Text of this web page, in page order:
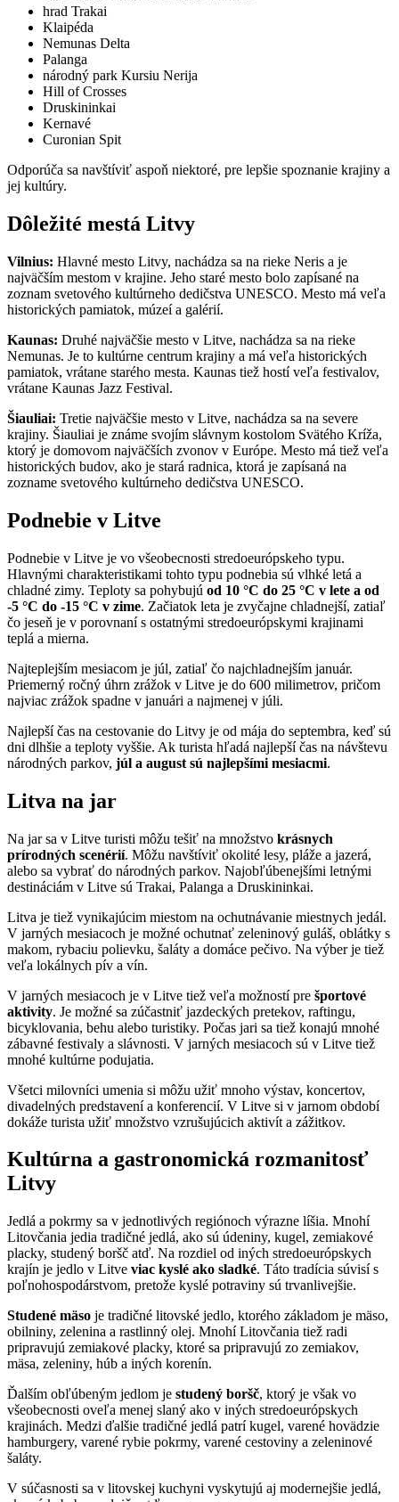
hrad Trakai
Klaipéda
Nemunas Delta
Palanga
národný park Kursiu Nerija
Hill of Crosses
Druskininkai
Kernavé
Curonian Spit
Odporúča sa navštíviť aspoň niektoré, pre lepšie spoznanie krajiny a
jej kultúry.
Dôležité mestá Litvy
Vilnius: Hlavné mesto Litvy, nachádza sa na rieke Neris a je
najväčším mestom v krajine. Jeho staré mesto bolo zapísané na
zoznam svetového kultúrneho dedičstva UNESCO. Mesto má veľa
historických pamiatok, múzeí a galérií.
Kaunas: Druhé najväčšie mesto v Litve, nachádza sa na rieke
Nemunas. Je to kultúrne centrum krajiny a má veľa historických
pamiatok, vrátane starého mesta. Kaunas tiež hostí veľa festivalov,
vrátane Kaunas Jazz Festival.
Šiauliai: Tretie najväčšie mesto v Litve, nachádza sa na severe
krajiny. Šiauliai je známe svojím slávnym kostolom Svätého Kríža,
ktorý je domovom najväčších zvonov v Európe. Mesto má tiež veľa
historických budov, ako je stará radnica, ktorá je zapísaná na
zozname svetového kultúrneho dedičstva UNESCO.
Podnebie v Litve
Podnebie v Litve je vo všeobecnosti stredoeurópskeho typu.
Hlavnými charakteristikami tohto typu podnebia sú vlhké letá a
chladné zimy. Teploty sa pohybujú od 10 °C do 25 °C v lete a od
-5 °C do -15 °C v zime. Začiatok leta je zvyčajne chladnejší, zatiaľ
čo jeseň je v porovnaní s ostatnými stredoeurópskymi krajinami
teplá a mierna.
Najteplejším mesiacom je júl, zatiaľ čo najchladnejším január.
Priemerný ročný úhrn zrážok v Litve je do 600 milimetrov, pričom
najviac zrážok spadne v januári a najmenej v júli.
Najlepší čas na cestovanie do Litvy je od mája do septembra, keď sú
dni dlhšie a teploty vyššie. Ak turista hľadá najlepší čas na návštevu
národných parkov, júl a august sú najlepšími mesiacmi.
Litva na jar
Na jar sa v Litve turisti môžu tešiť na množstvo krásnych
prírodných scenérií. Môžu navštíviť okolité lesy, pláže a jazerá,
alebo sa vybrať do národných parkov. Najobľúbenejšími letnými
destináciám v Litve sú Trakai, Palanga a Druskininkai.
Litva je tiež vynikajúcim miestom na ochutnávanie miestnych jedál.
V jarných mesiacoch je možné ochutnať zeleninový guláš, oblátky s
makom, rybaciu polievku, šaláty a domáce pečivo. Na výber je tiež
veľa lokálnych pív a vín.
V jarných mesiacoch je v Litve tiež veľa možností pre športové
aktivity. Je možné sa zúčastniť jazdeckých pretekov, raftingu,
bicyklovania, behu alebo turistiky. Počas jari sa tiež konajú mnohé
zábavné festivaly a slávnosti. V jarných mesiacoch sú v Litve tiež
mnohé kultúrne podujatia.
Všetci milovníci umenia si môžu užiť mnoho výstav, koncertov,
divadelných predstavení a konferencií. V Litve si v jarnom období
dokáže turista užiť množstvo vzrušujúcich aktivít a zážitkov.
Kultúrna a gastronomická rozmanitosť
Litvy
Jedlá a pokrmy sa v jednotlivých regiónoch výrazne líšia. Mnohí
Litovčania jedia tradičné jedlá, ako sú údeniny, kugel, zemiakové
placky, studený boršč atď. Na rozdiel od iných stredoeurópskych
krajín je jedlo v Litve viac kyslé ako sladké. Táto tradícia súvisí s
poľnohospodárstvom, pretože kyslé potraviny sú trvanlivejšie.
Studené mäso je tradičné litovské jedlo, ktorého základom je mäso,
obilniny, zelenina a rastlinný olej. Mnohí Litovčania tiež radi
pripravujú zemiakové placky, ktoré sa pripravujú zo zemiakov,
mäsa, zeleniny, húb a iných korenín.
Ďalším obľúbeným jedlom je studený boršč, ktorý je však vo
všeobecnosti oveľa menej slaný ako v iných stredoeurópskych
krajinách. Medzi ďalšie tradičné jedlá patrí kugel, varené hovädzie
hamburgery, varené rybie pokrmy, varené cestoviny a zeleninové
šaláty.
V súčasnosti sa v litovskej kuchyni vyskytujú aj modernejšie jedlá,